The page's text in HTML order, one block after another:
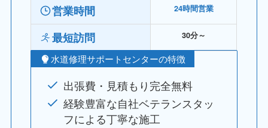
営業時間 24時間営業
最短訪問 30分～
水道修理サポートセンターの特徴
出張費・見積もり完全無料
経験豊富な自社ベテランスタッ
フによる丁寧な施工